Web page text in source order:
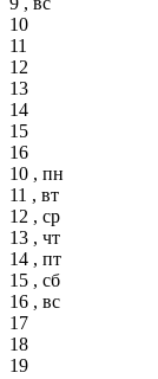
10
11
12
13
14
15
16
10 , пн
11 , вт
12 , ср
13 , чт
14 , пт
15 , сб
16 , вс
17
18
19